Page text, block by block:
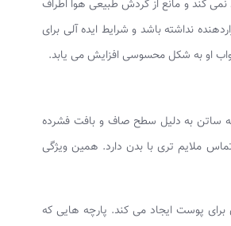
کند و مانع از گردش طبیعی هوا اطراف
نداشته باشد و شرایط ایده‌ آلی برای
او به شکل محسوسی افزایش می‌ یابد.
ساتن به دلیل سطح صاف و بافت فشرده
ملایم‌ تری با بدن دارد. همین ویژگی
پوست ایجاد می‌ کند. پارچه‌ هایی که